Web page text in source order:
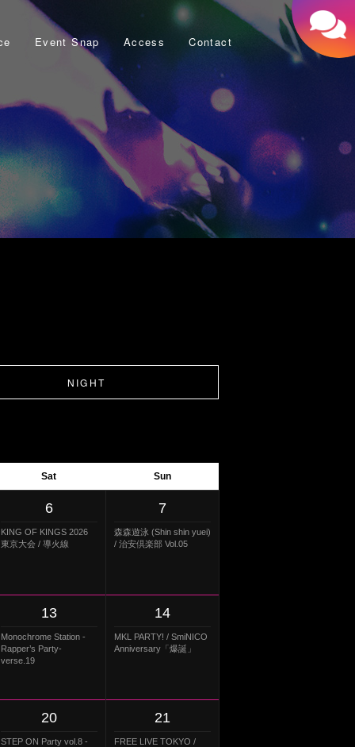
Event Snap Access Contact
NIGHT
Sat Sun
6
KING OF KINGS 2026
東京大会 / 導火線
7
森森遊泳 (Shin shin yuei)
/ 治安倶楽部 Vol.05
13
Monochrome Station -
Rapper’s Party-
verse.19
14
MKL PARTY! / SmiNICO
Anniversary「爆誕」
20
STEP ON Party vol.8 -
21
FREE LIVE TOKYO /